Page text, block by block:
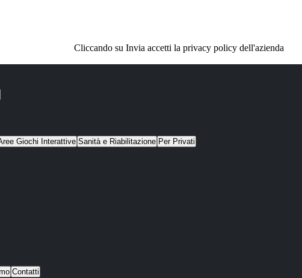
Cliccando su Invia accetti la privacy policy dell'azienda
Giochi Interattive Sanità e Riabilitazione Per Privati
Contatti